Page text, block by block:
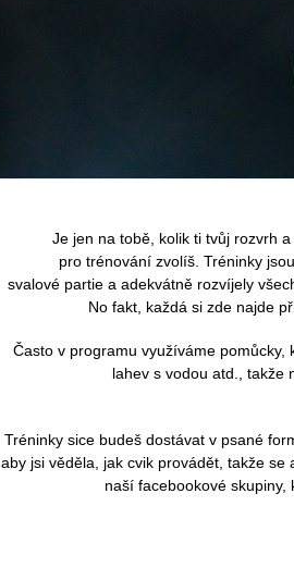
Je jen na tobě, kolik ti tvůj rozvrh
pro trénování zvolíš. Tréninky
svalové partie a adekvátně rozvíjely
No fakt, každá si zde najde
Často v programu využíváme
lahev s vodou atd., takže
Tréninky sice budeš dostávat v psané
aby jsi věděla, jak cvik provádět, takže
naší facebookové skupiny,